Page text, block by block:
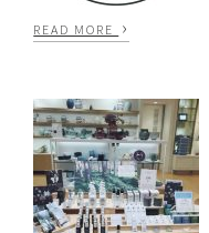
READ MORE ›